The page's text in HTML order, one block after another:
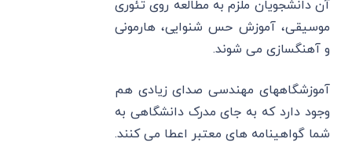
آن دانشجویان ملزم به مطالعه روی تئوری
موسیقی، آموزش حس شنوایی، هارمونی
و آهنگسازی می شوند.
آموزشگاههای مهندسی صدای زیادی هم
وجود دارد که به جای مدرک دانشگاهی به
شما گواهینامه های معتبر اعطا می کنند.